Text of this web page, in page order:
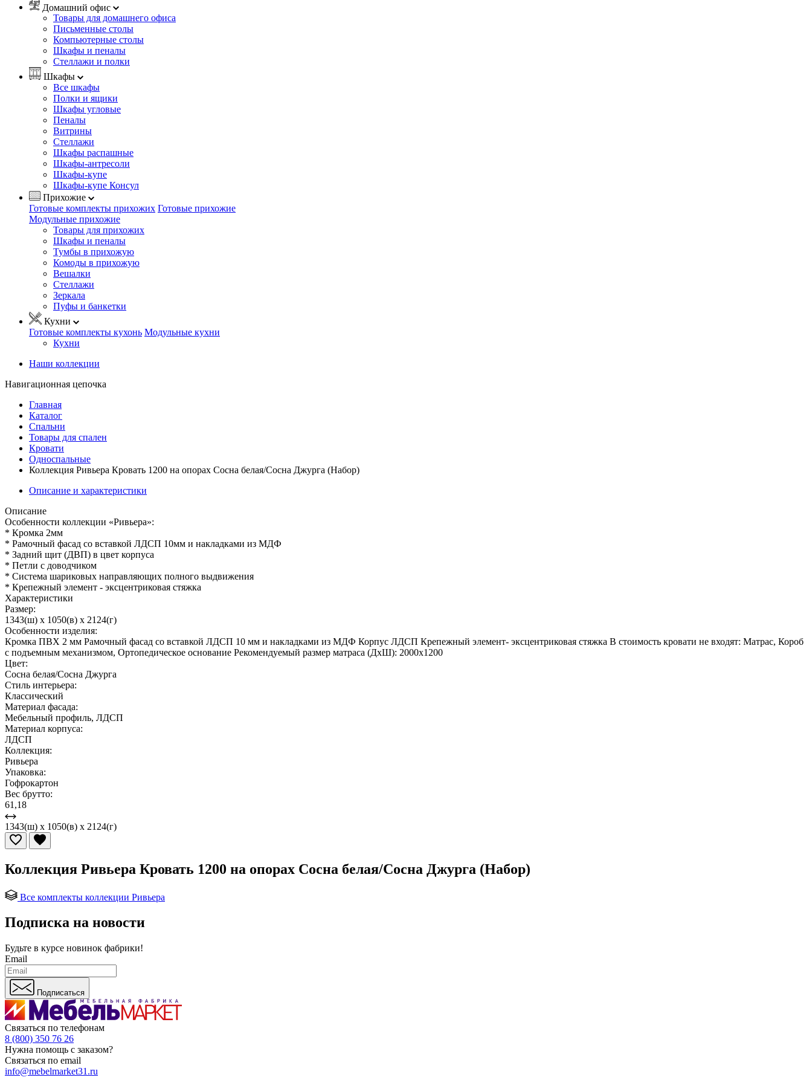
Домашний офис
Товары для домашнего офиса
Письменные столы
Компьютерные столы
Шкафы и пеналы
Стеллажи и полки
Шкафы
Все шкафы
Полки и ящики
Шкафы угловые
Пеналы
Витрины
Стеллажи
Шкафы распашные
Шкафы-антресоли
Шкафы-купе
Шкафы-купе Консул
Прихожие
Готовые комплекты прихожих Готовые прихожие
Модульные прихожие
Товары для прихожих
Шкафы и пеналы
Тумбы в прихожую
Комоды в прихожую
Вешалки
Стеллажи
Зеркала
Пуфы и банкетки
Кухни
Готовые комплекты кухонь Модульные кухни
Кухни
Наши коллекции
Навигационная цепочка
Главная
Каталог
Спальни
Товары для спален
Кровати
Односпальные
Коллекция Ривьера Кровать 1200 на опорах Сосна белая/Сосна Джурга (Набор)
Описание и характеристики
Описание
Особенности коллекции «Ривьера»:
* Кромка 2мм
* Рамочный фасад со вставкой ЛДСП 10мм и накладками из МДФ
* Задний щит (ДВП) в цвет корпуса
* Петли с доводчиком
* Система шариковых направляющих полного выдвижения
* Крепежный элемент - эксцентриковая стяжка
Характеристики
Размер:
1343(ш) x 1050(в) x 2124(г)
Особенности изделия:
Кромка ПВХ 2 мм Рамочный фасад со вставкой ЛДСП 10 мм и накладками из МДФ Корпус ЛДСП Крепежный элемент- эксцентриковая стяжка В стоимость кровати не входят: Матрас, Короб
с подъемным механизмом, Ортопедическое основание Рекомендуемый размер матраса (ДхШ): 2000х1200
Цвет:
Сосна белая/Сосна Джурга
Стиль интерьера:
Классический
Материал фасада:
Мебельный профиль, ЛДСП
Материал корпуса:
ЛДСП
Коллекция:
Ривьера
Упаковка:
Гофрокартон
Вес брутто:
61,18
1343(ш) x 1050(в) x 2124(г)
Коллекция Ривьера Кровать 1200 на опорах Сосна белая/Сосна Джурга (Набор)
Все комплекты коллекции Ривьера
Подписка на новости
Будьте в курсе новинок фабрики!
Email
Подписаться
Связаться по телефонам
8 (800) 350 76 26
Нужна помощь с заказом?
Связаться по email
info@mebelmarket31.ru